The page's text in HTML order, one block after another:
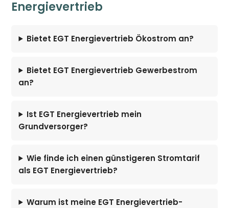
Energievertrieb
Bietet EGT Energievertrieb Ökostrom an?
Bietet EGT Energievertrieb Gewerbestrom
an?
Ist EGT Energievertrieb mein
Grundversorger?
Wie finde ich einen günstigeren Stromtarif
als EGT Energievertrieb?
Warum ist meine EGT Energievertrieb-